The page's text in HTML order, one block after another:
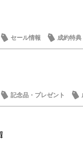
セール情報 成約特典
記念品・プレゼント